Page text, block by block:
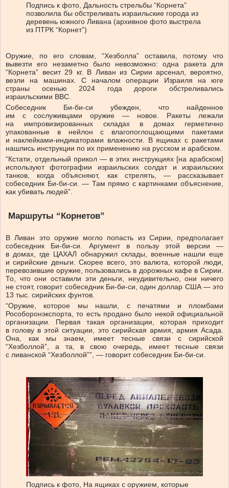
Подпись к фото, Дальность стрельбы “Корнета”
позволила бы обстреливать израильские города из
деревень южного Ливана (архивное фото выстрела
из ПТРК “Корнет”)
Оружие, по его словам, “Хезболла” оставила, потому что
вывезти его незаметно было невозможно: одна ракета для
“Корнета” весит 29 кг. В Ливан из Сирии арсенал, вероятно,
везли на машинах. С началом операции Израиля на юге
страны осенью 2024 года дороги обстреливались
израильскими ВВС.
Собеседник Би-би-си убежден, что найденное
им с сослуживцами оружие — новое. Ракеты лежали
на импровизированных складах в домах герметично
упакованные в нейлон с влагопоглощающими пакетами
и наклейками-индикаторами влажности. В ящиках с ракетами
нашлись инструкции по их применению на русском и арабском.
“Кстати, отдельный прикол — в этих инструкциях [на арабском]
используют фотографии израильских солдат и израильских
танков, когда объясняют, как стрелять, — рассказывает
собеседник Би-би-си. — Там прямо с картинками объяснение,
как убивать людей”.
Маршруты “Корнетов”
В Ливан это оружие могло попасть из Сирии, предполагает
собеседник Би-би-си. Аргумент в пользу этой версии —
в домах, где ЦАХАЛ обнаружил склады, военные нашли еще
и сирийские деньги. Скорее всего, это валюта, которой люди,
перевозившие оружие, пользовались в дорожных кафе в Сирии.
То, что они оставили эти деньги, неудивительно, они ничего
не стоят, говорит собеседник Би-би-си, один доллар США — это
13 тыс. сирийских фунтов.
“Оружие, которое мы нашли, с печатями и пломбами
Рособоронэкспорта, то есть продано было некой официальной
организации. Первая такая организации, которая приходит
в голову в этой ситуации, это сирийская армия, армия Асада.
Она, как мы знаем, имеет тесные связи с сирийской
“Хезболлой”, а та, в свою очередь, имеет тесные связи
с ливанской “Хезболлой””, — говорит собеседник Би-би-си.
Подпись к фото, На ящиках с оружием, которые